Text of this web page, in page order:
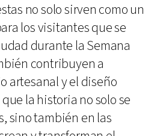
no solo sirven como un
los visitantes que se
durante la Semana
contribuyen a
artesanal y el diseño
la historia no solo se
sino también en las